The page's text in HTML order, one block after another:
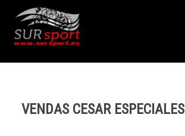
VENDAS CESAR ESPECIALES